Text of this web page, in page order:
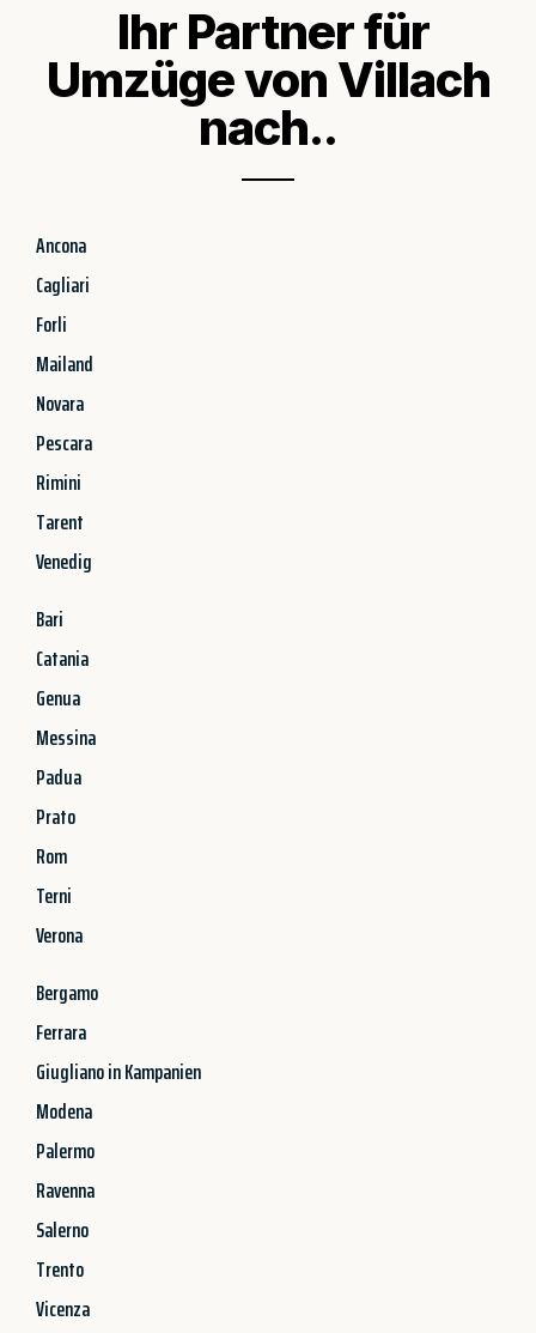
Ihr Partner für
Umzüge von Villach
nach..
Ancona
Cagliari
Forli
Mailand
Novara
Pescara
Rimini
Tarent
Venedig
Bari
Catania
Genua
Messina
Padua
Prato
Rom
Terni
Verona
Bergamo
Ferrara
Giugliano in Kampanien
Modena
Palermo
Ravenna
Salerno
Trento
Vicenza